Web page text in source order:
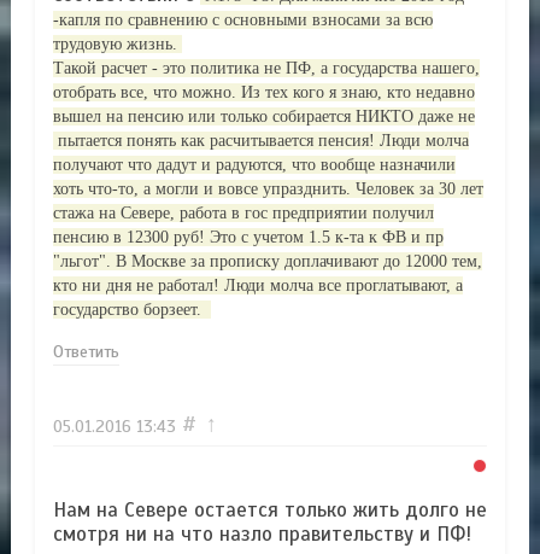
-капля по сравнению с основными взносами за всю
трудовую жизнь.
Такой расчет - это политика не ПФ, а государства нашего,
отобрать все, что можно. Из тех кого я знаю, кто недавно
вышел на пенсию или только собирается НИКТО даже не
пытается понять как расчитывается пенсия! Люди молча
получают что дадут и радуются, что вообще назначили
хоть что-то, а могли и вовсе упразднить. Человек за 30 лет
стажа на Севере, работа в гос предприятии получил
пенсию в 12300 руб! Это с учетом 1.5 к-та к ФВ и пр
"льгот". В Москве за прописку доплачивают до 12000 тем,
кто ни дня не работал! Люди молча все проглатывают, а
государство борзеет.
Ответить
05.01.2016 13:43 # ↑
Нам на Севере остается только жить долго не
смотря ни на что назло правительству и ПФ!